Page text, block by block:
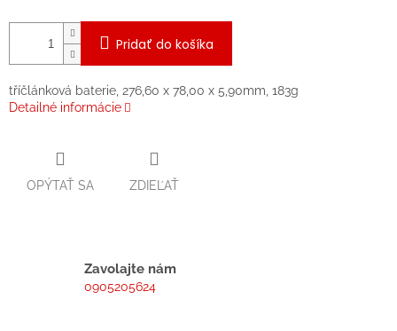
Pridať do košíka
tříčlánková baterie, 276,60 x 78,00 x 5,90mm, 183g
Detailné informácie
OPÝTAŤ SA ZDIEĽAŤ
Zavolajte nám
0905205624